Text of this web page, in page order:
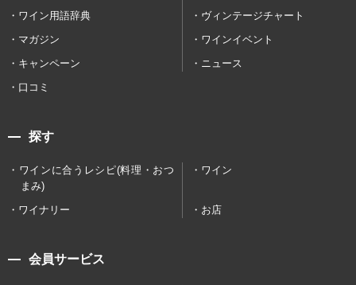
ワイン用語辞典
ヴィンテージチャート
マガジン
ワインイベント
キャンペーン
ニュース
口コミ
探す
ワインに合うレシピ(料理・おつ
まみ)
ワイン
ワイナリー お店
会員サービス